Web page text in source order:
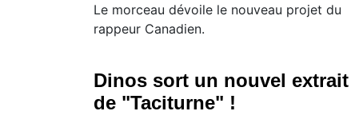
Le morceau dévoile le nouveau projet du
rappeur Canadien.
Dinos sort un nouvel extrait
de "Taciturne" !